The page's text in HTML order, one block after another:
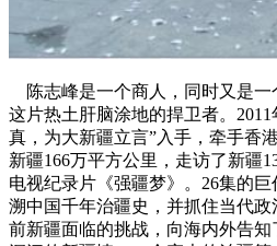
陈志峰是一个商人，同时又是一
这片热土肝脑涂地的捍卫者。
真，为大新疆立言”入手，牵手香
新疆166万平方公里，走访了新疆
电视纪录片《强疆梦》。26集的
溯中国千年治疆史，并抓住当代
前新疆面临的挑战，向海内外告